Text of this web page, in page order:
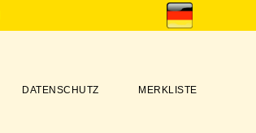
DATENSCHUTZ MERKLISTE